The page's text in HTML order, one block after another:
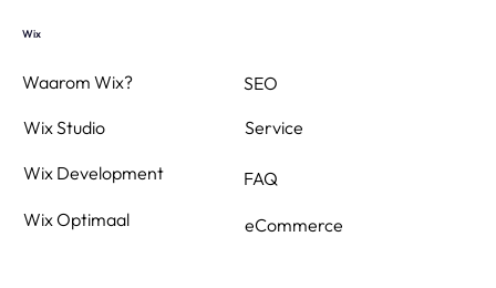
Wix
Waarom Wix?
Wix Studio
Wix Development
Wix Optimaal
SEO
eCommerce
Service
FAQ